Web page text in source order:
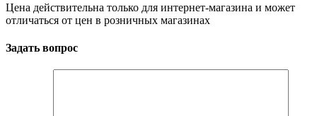
Цена действительна только для интернет-магазина и может
отличаться от цен в розничных магазинах
Задать вопрос